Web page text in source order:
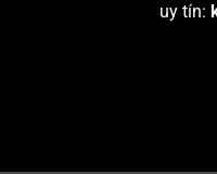
uy tín: